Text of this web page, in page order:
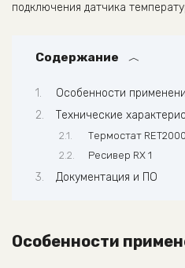
подключения датчика
Содержание
Особенности
Технические
Термостат
Ресивер RX 1
Документация и ПО
Особенности